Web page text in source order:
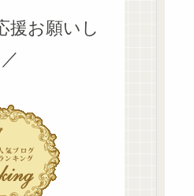
援お願いし